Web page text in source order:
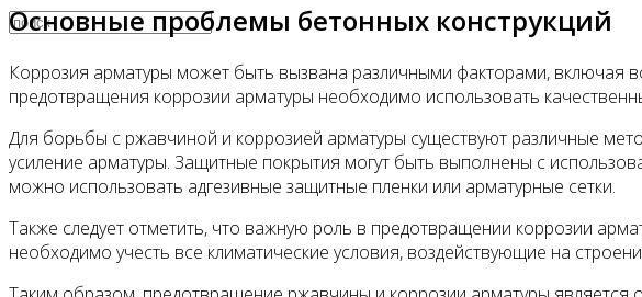
Основные проблемы бетонных конструкций
Коррозия арматуры может быть вызвана различными факторами, включая
предотвращения коррозии арматуры необходимо использовать
Для борьбы с ржавчиной и коррозией арматуры существуют различные
усиление арматуры. Защитные покрытия могут быть выполнены с
можно использовать адгезивные защитные пленки или арматурные сетки.
Также следует отметить, что важную роль в предотвращении коррозии
необходимо учесть все климатические условия, воздействующие на